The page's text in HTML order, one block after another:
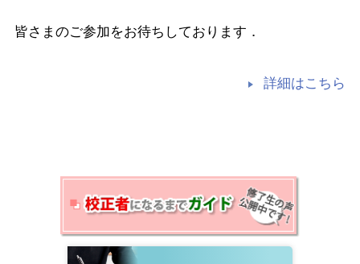
皆さまのご参加をお待ちしております．
詳細はこちら